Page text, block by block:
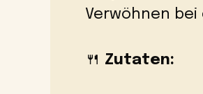
Verwöhnen bei
🍴 Zutaten: